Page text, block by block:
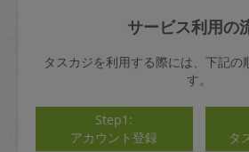
サービス利用の
タスカジを利用する際には、下記の
す。
Step1:
アカウント登録
タ